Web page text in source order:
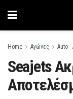
Home Αγώνες Auto -
Seajets